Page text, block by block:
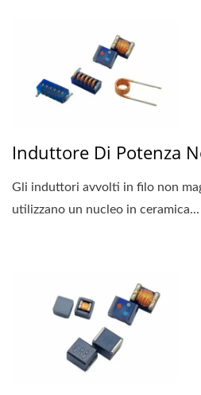
Induttore Di Potenza
Gli induttori avvolti in filo non
utilizzano un nucleo in ceramica...